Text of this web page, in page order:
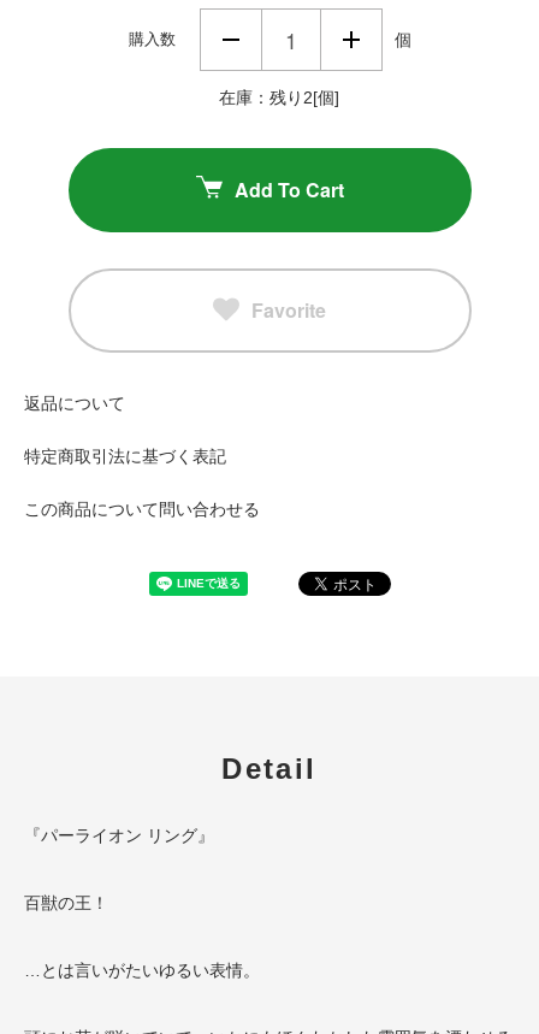
購入数 個
在庫：残り2[個]
Add To Cart
Favorite
返品について
特定商取引法に基づく表記
この商品について問い合わせる
Detail
『パーライオン リング』
百獣の王！
…とは言いがたいゆるい表情。